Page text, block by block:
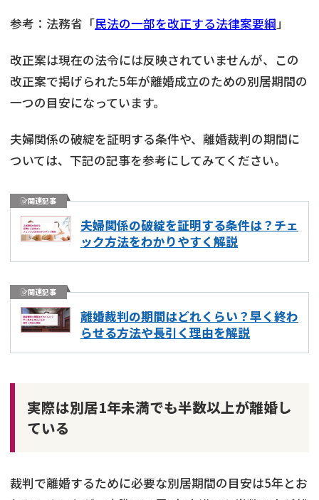
参考：法務省「民法の一部を改正する法律案要綱 」
改正案は現在の法令には反映されていませんが、この
改正案で掲げられた5年が離婚成立のための別居期間の
一つの目安になっています。
夫婦関係の破綻を証明する条件や、離婚裁判の期間に
ついては、下記の記事を参考にしてみてください。
関連記事
夫婦関係の破綻を証明する条件は？チェ
ック方法をわかりやすく解説
関連記事
離婚裁判の期間はどれくらい？早く終わ
らせる方法や長引く理由を解説
実際は別居1年未満でも半数以上が離婚し
ている
裁判で離婚するために必要な別居期間の目安は5年とお